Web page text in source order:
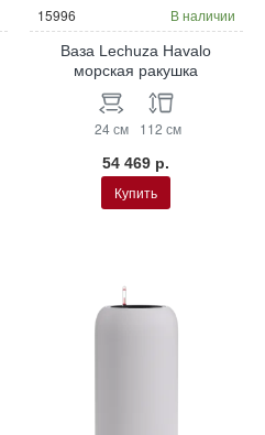
15996 В наличии
Ваза Lechuza Havalo
морская ракушка
24 см 112 см
54 469 р.
Купить